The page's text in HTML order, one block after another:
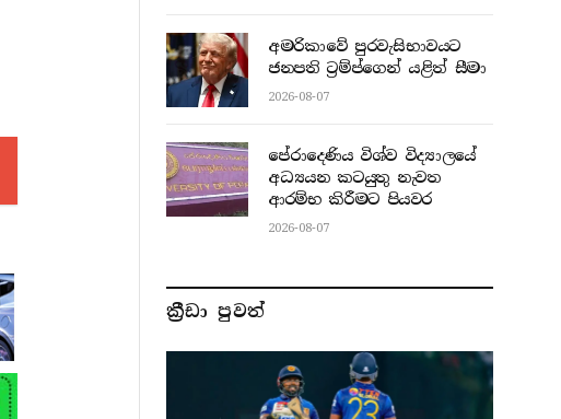
අමරිකාවේ පුරවැසිභාවයට
ජනපති ට්‍රම්ප්ගෙන් යළිත් සීමා
2026-08-07
පේරාදෙණිය විශ්ව විද්‍යාලයේ
අධ්‍යයන කටයුතු නැවත
ආරම්භ කිරීමට පියවර
2026-08-07
ක්‍රීඩා පුවත්